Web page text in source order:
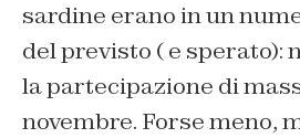
sardine erano in un
del previsto ( e sperato):
la partecipazione di
novembre. Forse meno,